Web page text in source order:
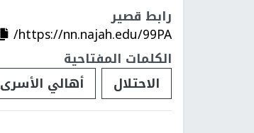
رابط قصير
https://nn.najah.edu/99PA/
الكلمات المفتاحية
الاحتلال
أهالي الأسرى